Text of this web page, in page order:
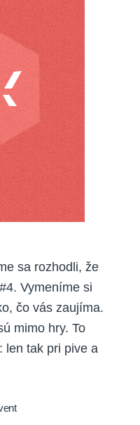
sa rozhodli, že
Vymeníme si
čo vás zaujíma.
mimo hry. To
len tak pri pive a